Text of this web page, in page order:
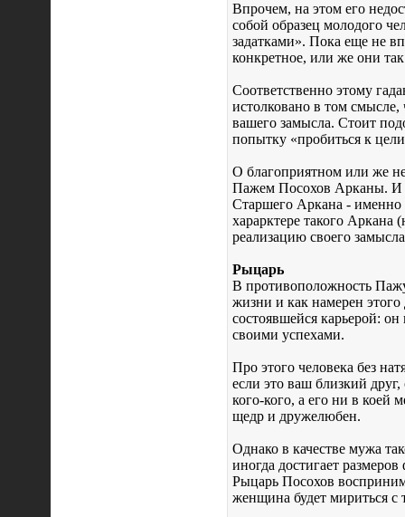
Впрочем, на этом его
собой образец молодого
задатками». Пока еще не
конкретное, или же они
Соответственно этому
истолковано в том
вашего замысла. Стоит
попытку «пробиться к
О благоприятном или же
Пажем Посохов Арканы. И
Старшего Аркана -
харарктере такого Аркана
реализацию своего
Рыцарь
В противоположность
жизни и как намерен
состоявшейся карьерой: он
своими успехами.
Про этого человека без
если это ваш близкий
кого-кого, а его ни в коей
щедр и дружелюбен.
Однако в качестве мужа
иногда достигает
Рыцарь Посохов
женщина будет мириться